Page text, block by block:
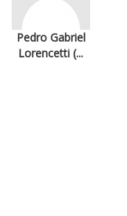
Pedro Gabriel
Lorencetti (...